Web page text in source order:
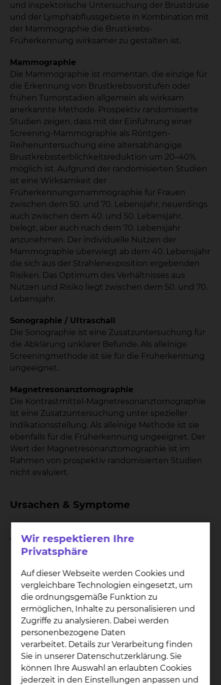
und inspektorische Untersuchung der Brustdrüse
und der Lymphabflussgebiete in Kombination mit
der Mammographie die Brustkrebs-
Früherkennung wirksamer zu gestalten ist.
Mammographie
Die Mammographie ist momentan. die einzige für
die Erkennung von Brustkrebsvorstufen oder
frühen Tumorstadien allgemein als wirksam
anerkannte Methode. Prospektiv randomisierte
Studien zeigen, dass mit der Einführung einer
Screening-Mammographie als Röntgen-
Reihenuntersuchung eine altersabhängige
Brustkrebssterblichkeitsreduktion um 20–40%
möglich ist. Aufgrund der randomisierten Studien
ist eine Wirksamkeit der
Früherkennungsmammographie für Frauen
zwischen dem 50. und 70. Lebensjahr, neuerdings
auch zwischen dem 40. und 50. Lebensjahr,
belegt, aber auch nach dem 70. Lebensjahr
anzunehmen. Der individuelle Nutzen der
Mammographie überwiegt ab dem 40. Lebensjahr
die sich aus der Strahlenexposition ergebenden
Risiken. Das Optimum des Verhältnisses aus
Nutzen und Risiko liegt zwischen dem 50. und 70.
Lebensjahr.
Sonographie / Ultraschall
Die Sonographie ist eine Zusatzuntersuchung für
die Abklärung unklarer Befunde. Als alleinige
Screeningmethode ist sie für die Früherkennung
ungeeignet.
Magnetresonanztomographie
Die Kontrastmittel-Magnetresonanztomographie
ist eine Zusatzuntersuchung unter spezieller
Indikationsstellung. Als alleinige Methode ist sie
ebenfalls für die Früherkennung ungeeignet. Der
Wert der Magnetresonanztomographie ist im
Rahmen von prospektiv randomisierten Studien
nicht evaluiert.
Ursachen & Symptome
die Frau umgehend den Arzt aufsuchen:
tastbarer Knoten in der Brust oder der Achsel
Schwellung oder Rötung der Brust
Hautveränderungen
Entzündungen der Brust ( auch in der
Schwangerschaft )
Orangenhaut
Flüssigkeitssekretion aus der Brustwarze
Einziehungen der Brustwarze und / oder der
Haut
neu aufgetretene Größenunterschiede der
Brust
Wir respektieren Ihre
Privatsphäre
Auf dieser Webseite werden Cookies und
vergleichbare Technologien eingesetzt, um
die ordnungsgemäße Funktion zu
ermöglichen, Inhalte zu personalisieren und
Zugriffe zu analysieren. Dabei werden
personenbezogene Daten
verarbeitet. Details zur Verarbeitung finden
Sie in unserer Datenschutzerklärung. Sie
können Ihre Auswahl an erlaubten Cookies
jederzeit in den Einstellungen anpassen und